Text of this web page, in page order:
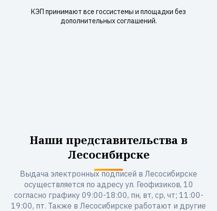
КЭП принимают все госсистемы и площадки без
дополнительных соглашений.
Наши представительства в
Лесосибирске
Выдача электронных подписей в Лесосибирске
осуществляется по адресу ул. Геофизиков, 10
согласно графику 09:00-18:00, пн, вт, ср, чт; 11:00-
19:00, пт. Также в Лесосибирске работают и другие